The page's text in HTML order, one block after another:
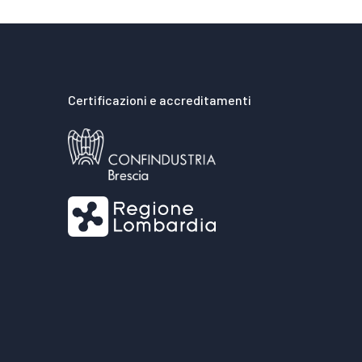
Certificazioni e accreditamenti